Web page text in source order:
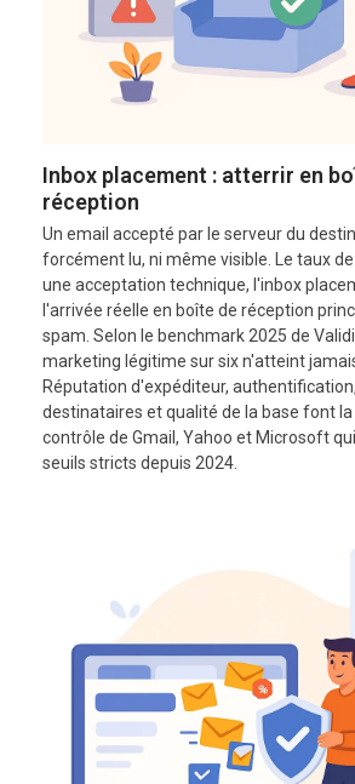
Inbox placement : atterrir en
réception
Un email accepté par le serveur du
forcément lu, ni même visible. Le taux
une acceptation technique, l'inbox
l'arrivée réelle en boîte de réception
spam. Selon le benchmark 2025 de
marketing légitime sur six n'atteint
Réputation d'expéditeur,
destinataires et qualité de la base font
contrôle de Gmail, Yahoo et Microsoft
seuils stricts depuis 2024.